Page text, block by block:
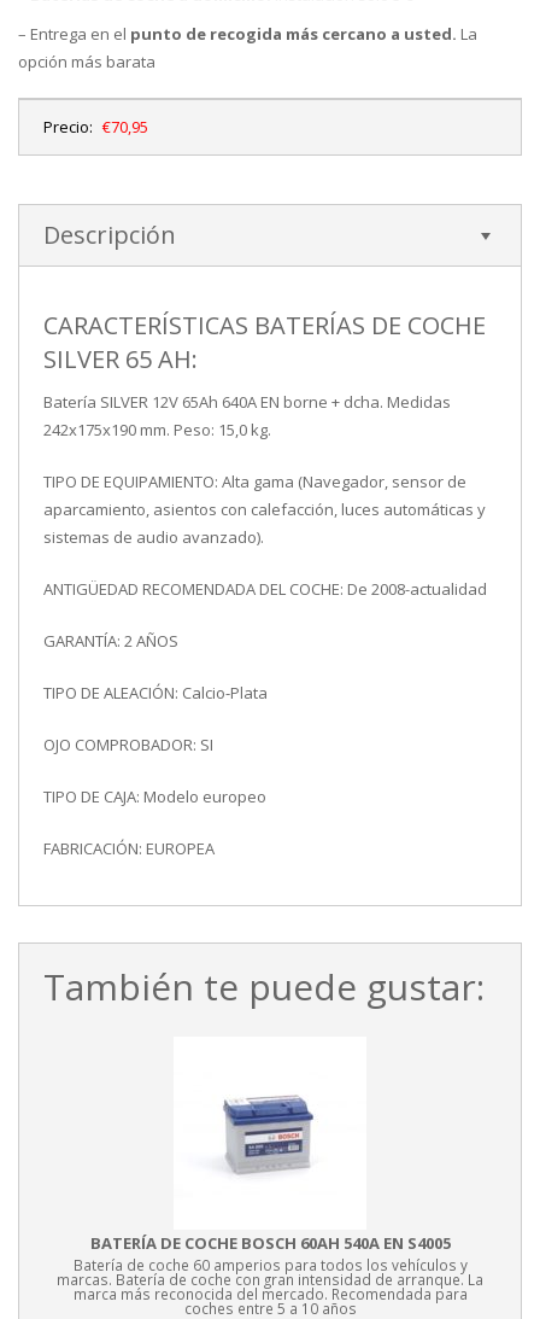
– Entrega en el punto de recogida más cercano a usted. La
opción más barata
Precio: €70,95
Descripción
CARACTERÍSTICAS BATERÍAS DE COCHE
SILVER 65 AH:
Batería SILVER 12V 65Ah 640A EN borne + dcha. Medidas
242x175x190 mm. Peso: 15,0 kg.
TIPO DE EQUIPAMIENTO: Alta gama (Navegador, sensor de
aparcamiento, asientos con calefacción, luces automáticas y
sistemas de audio avanzado).
ANTIGÜEDAD RECOMENDADA DEL COCHE: De 2008-actualidad
GARANTÍA: 2 AÑOS
TIPO DE ALEACIÓN: Calcio-Plata
OJO COMPROBADOR: SI
TIPO DE CAJA: Modelo europeo
FABRICACIÓN: EUROPEA
También te puede gustar:
BATERÍA DE COCHE BOSCH 60AH 540A EN S4005
Batería de coche 60 amperios para todos los vehículos y
marcas. Batería de coche con gran intensidad de arranque. La
marca más reconocida del mercado. Recomendada para
coches entre 5 a 10 años